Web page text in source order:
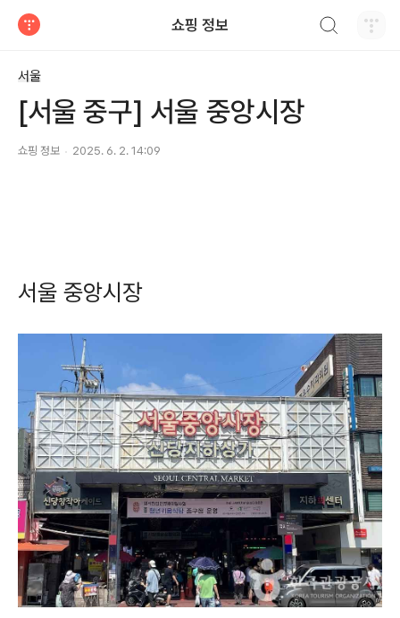
쇼핑 정보
서울
[서울 중구] 서울 중앙시장
쇼핑 정보 2025. 6. 2. 14:09
서울 중앙시장